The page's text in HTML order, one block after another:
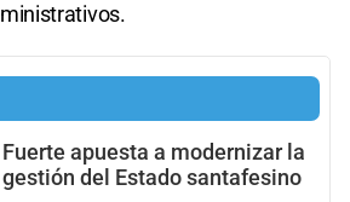
Fuerte apuesta a modernizar la
gestión del Estado santafesino